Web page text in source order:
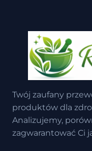
Twój zaufany
produktów dla
Analizujemy,
zagwarantować Ci